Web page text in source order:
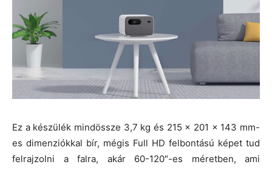
Ez a készülék mindössze 3,7 kg és 215 × 201 × 143 mm-
es dimenziókkal bír, mégis Full HD felbontású képet tud
felrajzolni a falra, akár 60-120″-es méretben, ami